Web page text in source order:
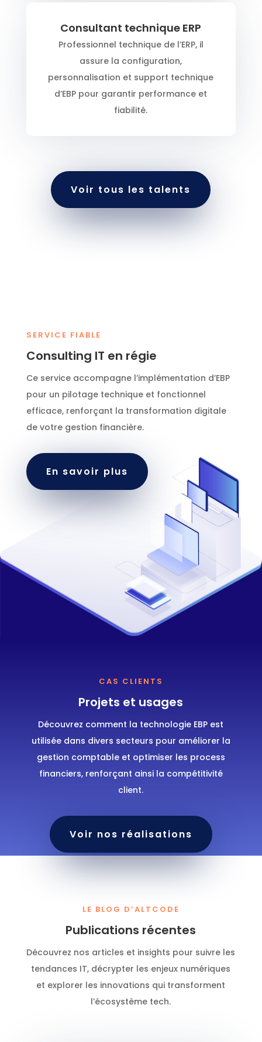
Consultant technique ERP
Professionnel technique de l’ERP, il
assure la configuration,
personnalisation et support technique
d’EBP pour garantir performance et
fiabilité.
Voir tous les talents
SERVICE FIABLE
Consulting IT en régie
Ce service accompagne l’implémentation d’EBP
pour un pilotage technique et fonctionnel
efficace, renforçant la transformation digitale
de votre gestion financière.
En savoir plus
CAS CLIENTS
Projets et usages
Découvrez comment la technologie EBP est
utilisée dans divers secteurs pour améliorer la
gestion comptable et optimiser les process
financiers, renforçant ainsi la compétitivité
client.
Voir nos réalisations
LE BLOG D’ALTCODE
Publications récentes
Découvrez nos articles et insights pour suivre les
tendances IT, décrypter les enjeux numériques
et explorer les innovations qui transforment
l’écosystème tech.